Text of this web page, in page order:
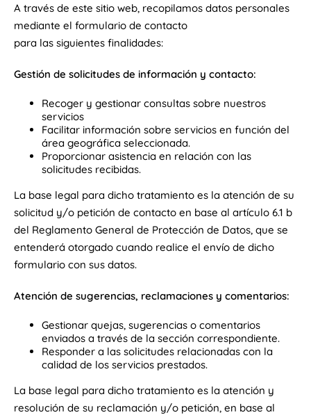
A través de este sitio web, recopilamos datos personales
mediante el formulario de contacto
para las siguientes finalidades:
Gestión de solicitudes de información y contacto:
Recoger y gestionar consultas sobre nuestros
servicios
Facilitar información sobre servicios en función del
área geográfica seleccionada.
Proporcionar asistencia en relación con las
solicitudes recibidas.
La base legal para dicho tratamiento es la atención de su
solicitud y/o petición de contacto en base al artículo 6.1 b
del Reglamento General de Protección de Datos, que se
entenderá otorgado cuando realice el envío de dicho
formulario con sus datos.
Atención de sugerencias, reclamaciones y comentarios:
Gestionar quejas, sugerencias o comentarios
enviados a través de la sección correspondiente.
Responder a las solicitudes relacionadas con la
calidad de los servicios prestados.
La base legal para dicho tratamiento es la atención y
resolución de su reclamación y/o petición, en base al